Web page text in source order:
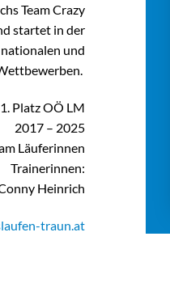
Team Crazy
startet in der
und
1. Platz OÖ LM
2017 – 2025
Läuferinnen
Trainerinnen:
Heinrich
traun.at